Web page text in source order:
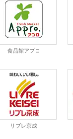
食品館アプロ
リブレ京成